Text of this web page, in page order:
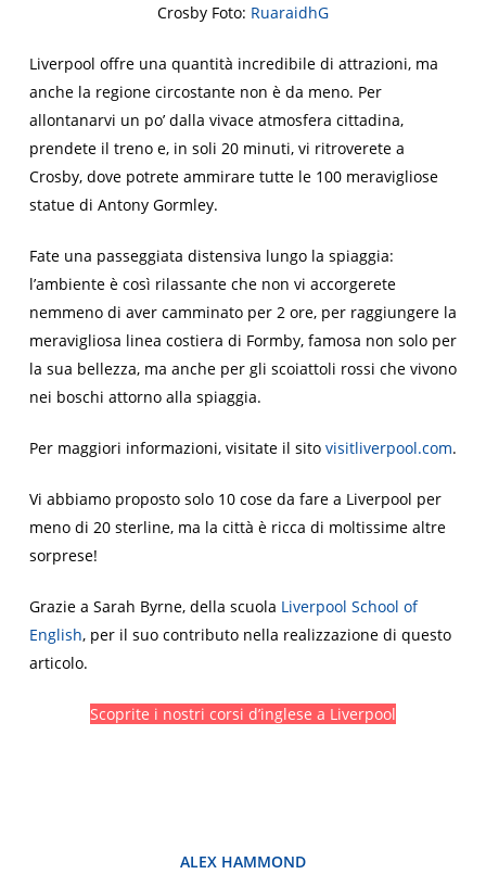
Crosby Foto: RuaraidhG
Liverpool offre una quantità incredibile di attrazioni, ma
anche la regione circostante non è da meno. Per
allontanarvi un po’ dalla vivace atmosfera cittadina,
prendete il treno e, in soli 20 minuti, vi ritroverete a
Crosby, dove potrete ammirare tutte le 100 meravigliose
statue di Antony Gormley.
Fate una passeggiata distensiva lungo la spiaggia:
l’ambiente è così rilassante che non vi accorgerete
nemmeno di aver camminato per 2 ore, per raggiungere la
meravigliosa linea costiera di Formby, famosa non solo per
la sua bellezza, ma anche per gli scoiattoli rossi che vivono
nei boschi attorno alla spiaggia.
Per maggiori informazioni, visitate il sito visitliverpool.com.
Vi abbiamo proposto solo 10 cose da fare a Liverpool per
meno di 20 sterline, ma la città è ricca di moltissime altre
sorprese!
Grazie a Sarah Byrne, della scuola Liverpool School of
English, per il suo contributo nella realizzazione di questo
articolo.
Scoprite i nostri corsi d’inglese a Liverpool
ALEX HAMMOND